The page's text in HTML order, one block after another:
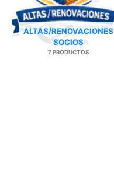
ALTAS/RENOVACIONES
SOCIOS
7 PRODUCTOS